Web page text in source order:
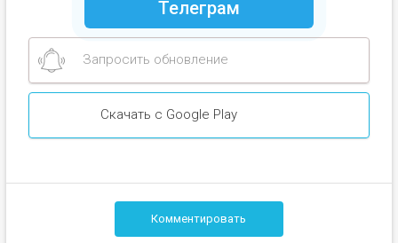
Телеграм
Запросить обновление
Скачать с Google Play
Комментировать